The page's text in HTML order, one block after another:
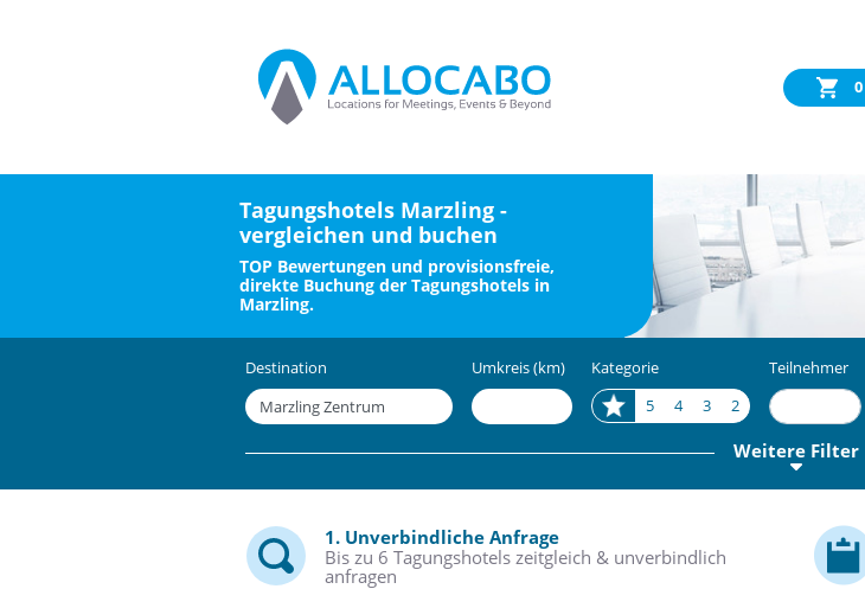
0
Tagungshotels Marzling -
vergleichen und buchen
TOP Bewertungen und provisionsfreie,
direkte Buchung der Tagungshotels in
Marzling.
Destination Umkreis (km)
Kategorie
5
4 3 2
Teilnehmer
Weitere Filter
1. Unverbindliche Anfrage
Bis zu 6 Tagungshotels zeitgleich & unverbindlich
anfragen